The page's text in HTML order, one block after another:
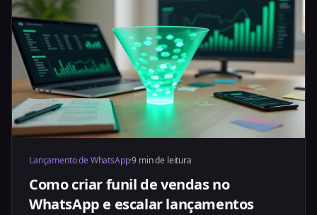
Lançamento de WhatsApp·9 min de leitura
Como criar funil de vendas no
WhatsApp e escalar lançamentos